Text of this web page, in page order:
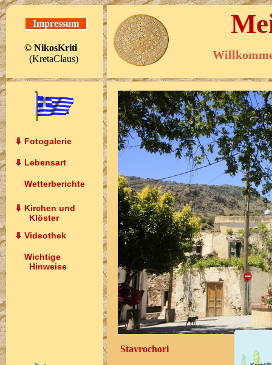
Impressum
© NikosKriti
(KretaClaus)
Fotogalerie
Lebensart
Wetterberichte
Kirchen und
Klöster
Videothek
Wichtige
Hinweise